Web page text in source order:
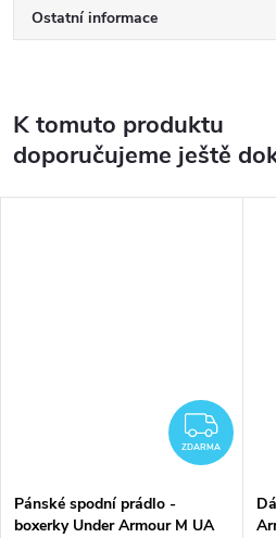
Ostatní informace
K tomuto produktu
doporučujeme ještě
ZDARMA
Pánské spodní prádlo -
boxerky Under Armour M UA